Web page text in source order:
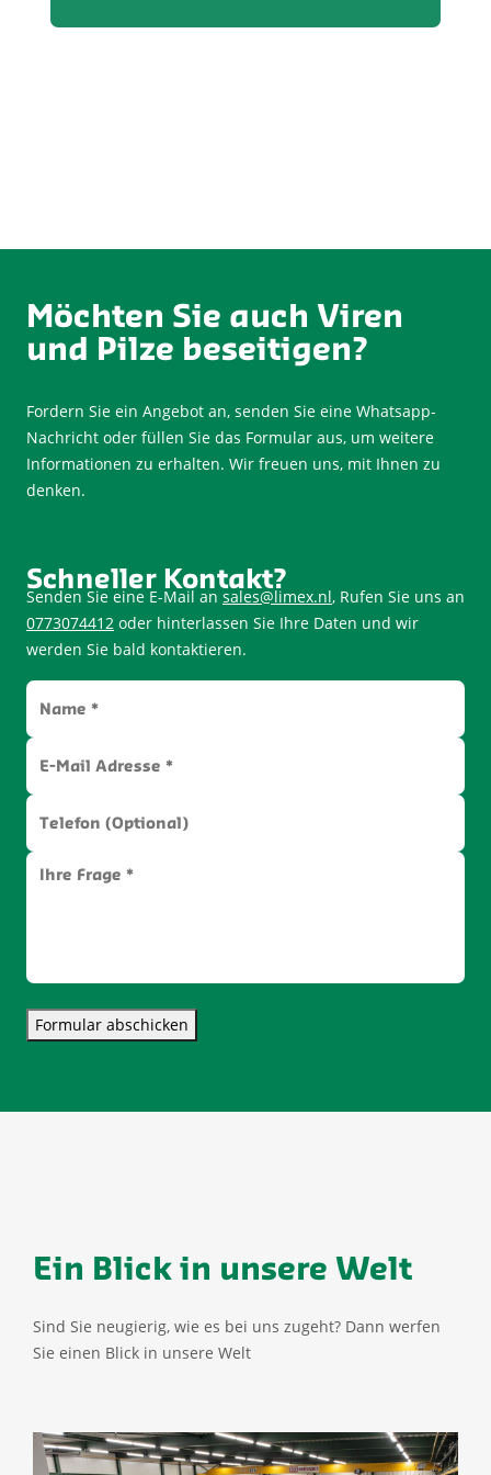
Möchten Sie auch Viren
und Pilze beseitigen?
Fordern Sie ein Angebot an, senden Sie eine Whatsapp-
Nachricht oder füllen Sie das Formular aus, um weitere
Informationen zu erhalten. Wir freuen uns, mit Ihnen zu
denken.
Schneller Kontakt?
Senden Sie eine E-Mail an sales@limex.nl, Rufen Sie uns an
0773074412 oder hinterlassen Sie Ihre Daten und wir
werden Sie bald kontaktieren.
Formular abschicken
Ein Blick in unsere Welt
Sind Sie neugierig, wie es bei uns zugeht? Dann werfen
Sie einen Blick in unsere Welt